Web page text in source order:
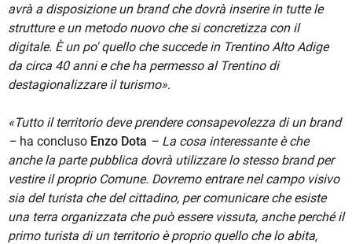
avrà a disposizione un brand che dovrà inserire in tutte le
strutture e un metodo nuovo che si concretizza con il
digitale. È un po' quello che succede in Trentino Alto Adige
da circa 40 anni e che ha permesso al Trentino di
destagionalizzare il turismo».
«Tutto il territorio deve prendere consapevolezza di un brand
– ha concluso Enzo Dota – La cosa interessante è che
anche la parte pubblica dovrà utilizzare lo stesso brand per
vestire il proprio Comune. Dovremo entrare nel campo visivo
sia del turista che del cittadino, per comunicare che esiste
una terra organizzata che può essere vissuta, anche perché il
primo turista di un territorio è proprio quello che lo abita,